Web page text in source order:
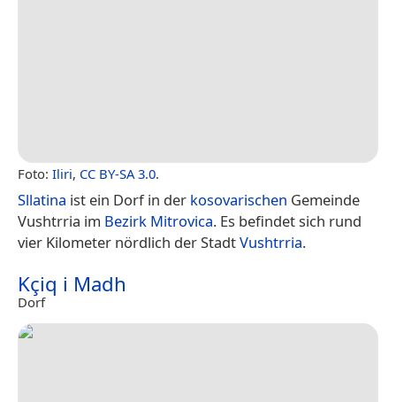
Foto: Iliri, CC BY-SA 3.0.
Sllatina ist ein Dorf in der kosovarischen Gemeinde
Vushtrria im Bezirk Mitrovica. Es befindet sich rund
vier Kilometer nördlich der StadtVushtrria.
Kçiq i Madh
Dorf